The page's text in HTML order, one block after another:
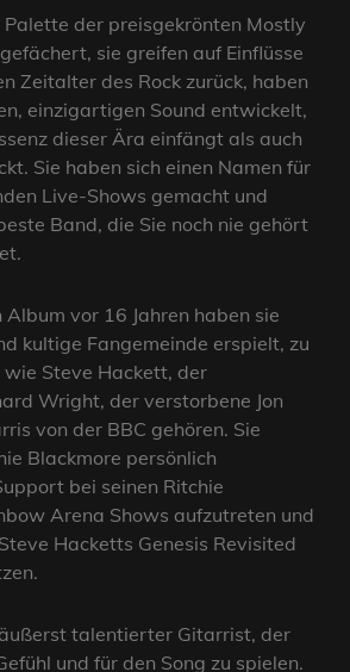
Palette der preisgekrönten Mostly
sie greifen auf Einflüsse
Zeitalter des Rock zurück, haben
einzigartigen Sound entwickelt,
dieser Ära einfängt als auch
Sie haben sich einen Namen für
Live-Shows gemacht und
Band, die Sie noch nie gehört
vor 16 Jahren haben sie
kultige Fangemeinde erspielt, zu
wie Steve Hackett, der
Wright, der verstorbene Jon
von der BBC gehören. Sie
Blackmore persönlich
bei seinen Ritchie
Arena Shows aufzutreten und
Hacketts Genesis Revisited
äußerst talentierter Gitarrist, der
und für den Song zu spielen.